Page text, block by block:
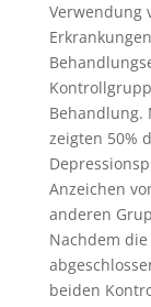
Verwendung
Behandlung.
zeigten 50%
Anzeichen
anderen
Nachdem
beiden